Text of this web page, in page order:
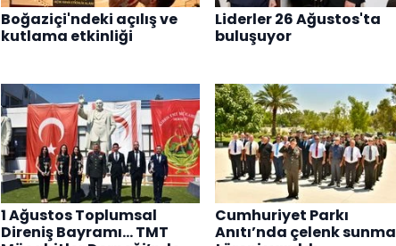
Boğaziçi'ndeki açılış ve
kutlama etkinliği
Liderler 26 Ağustos'ta
buluşuyor
1 Ağustos Toplumsal
Direniş Bayramı... TMT
Cumhuriyet Parkı
Anıtı’nda çelenk sunma